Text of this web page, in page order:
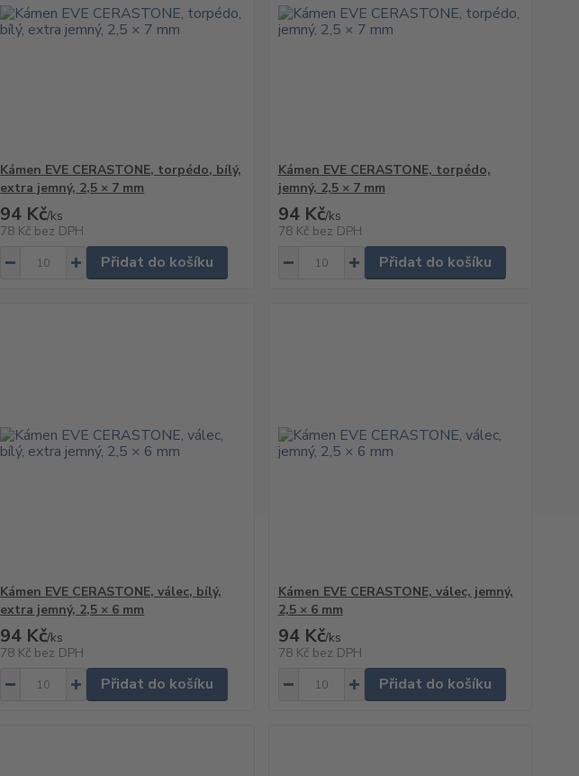
Kámen EVE CERASTONE, torpédo, bílý,
extra jemný, 2,5 × 7 mm
94 Kč/ks
78 Kč bez DPH
Přidat do košíku
Kámen EVE CERASTONE, torpédo,
jemný, 2,5 × 7 mm
94 Kč/ks
78 Kč bez DPH
Přidat do košíku
Kámen EVE CERASTONE, válec, bílý,
extra jemný, 2,5 × 6 mm
94 Kč/ks
78 Kč bez DPH
Přidat do košíku
Kámen EVE CERASTONE, válec, jemný,
2,5 × 6 mm
94 Kč/ks
78 Kč bez DPH
Přidat do košíku